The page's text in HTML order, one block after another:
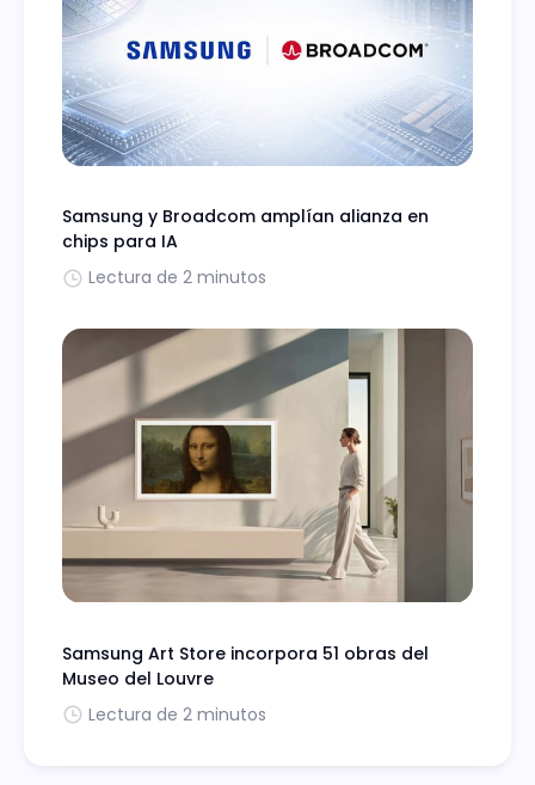
Samsung y Broadcom amplían alianza en
chips para IA
Lectura de 2 minutos
Samsung Art Store incorpora 51 obras del
Museo del Louvre
Lectura de 2 minutos